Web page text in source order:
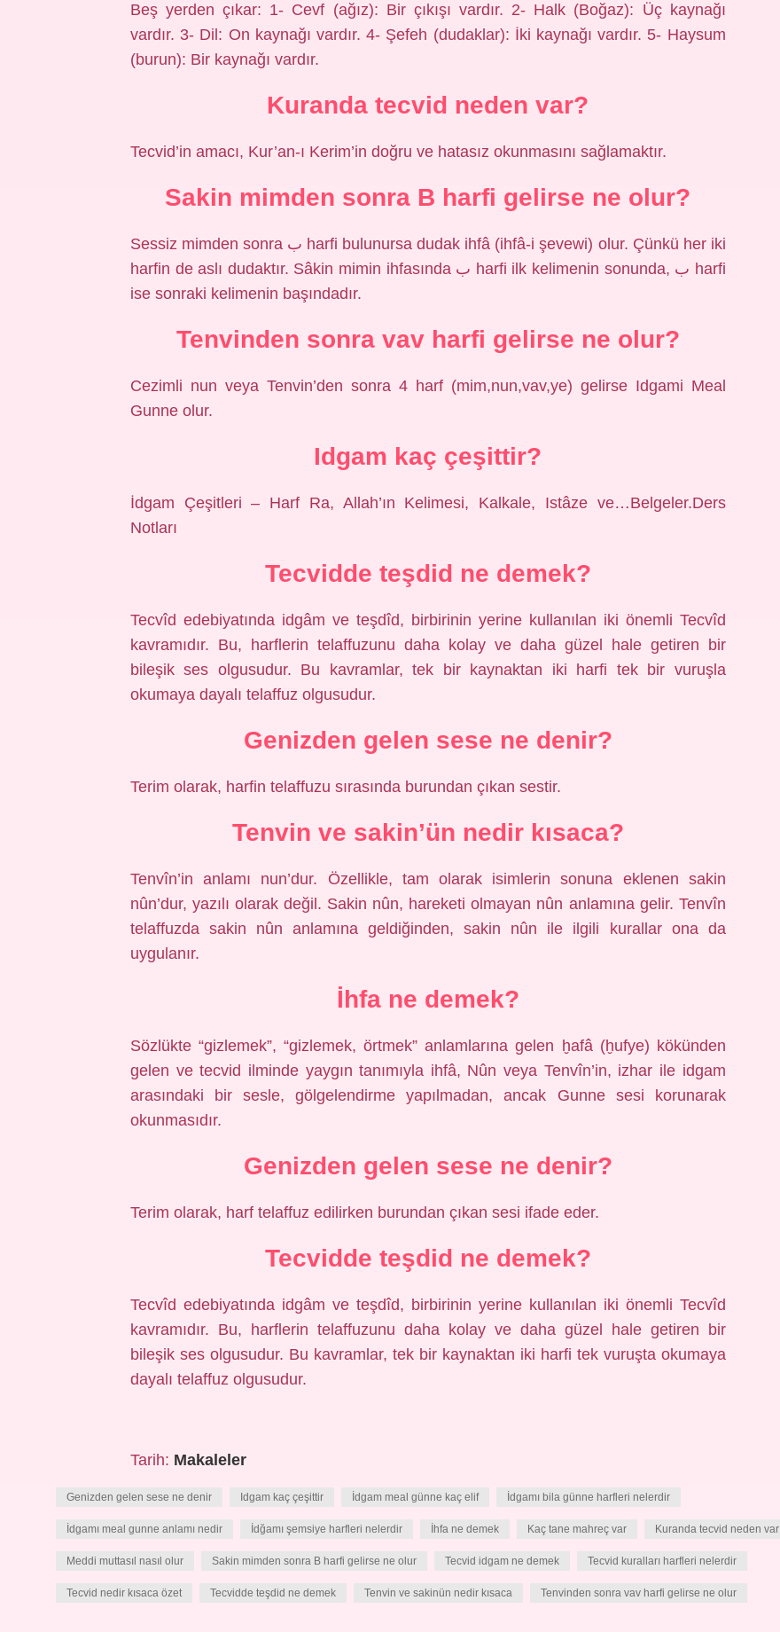
Beş yerden çıkar: 1- Cevf (ağız): Bir çıkışı vardır. 2- Halk (Boğaz): Üç kaynağı
vardır. 3- Dil: On kaynağı vardır. 4- Şefeh (dudaklar): İki kaynağı vardır. 5- Haysum
(burun): Bir kaynağı vardır.
Kuranda tecvid neden var?
Tecvid’in amacı, Kur’an-ı Kerim’in doğru ve hatasız okunmasını sağlamaktır.
Sakin mimden sonra B harfi gelirse ne olur?
Sessiz mimden sonra ﺏ harfi bulunursa dudak ihfâ (ihfâ-i şevewi) olur. Çünkü her iki
harfin de aslı dudaktır. Sâkin mimin ihfasında ﺏ harfi ilk kelimenin sonunda, ﺏ harfi
ise sonraki kelimenin başındadır.
Tenvinden sonra vav harfi gelirse ne olur?
Cezimli nun veya Tenvin’den sonra 4 harf (mim,nun,vav,ye) gelirse Idgami Meal
Gunne olur.
Idgam kaç çeşittir?
İdgam Çeşitleri – Harf Ra, Allah’ın Kelimesi, Kalkale, Istâze ve…Belgeler.Ders
Notları
Tecvidde teşdid ne demek?
Tecvîd edebiyatında idgâm ve teşdîd, birbirinin yerine kullanılan iki önemli Tecvîd
kavramıdır. Bu, harflerin telaffuzunu daha kolay ve daha güzel hale getiren bir
bileşik ses olgusudur. Bu kavramlar, tek bir kaynaktan iki harfi tek bir vuruşla
okumaya dayalı telaffuz olgusudur.
Genizden gelen sese ne denir?
Terim olarak, harfin telaffuzu sırasında burundan çıkan sestir.
Tenvin ve sakin’ün nedir kısaca?
Tenvîn’in anlamı nun’dur. Özellikle, tam olarak isimlerin sonuna eklenen sakin
nûn’dur, yazılı olarak değil. Sakin nûn, hareketi olmayan nûn anlamına gelir. Tenvîn
telaffuzda sakin nûn anlamına geldiğinden, sakin nûn ile ilgili kurallar ona da
uygulanır.
İhfa ne demek?
Sözlükte “gizlemek”, “gizlemek, örtmek” anlamlarına gelen ḫafâ (ḫufye) kökünden
gelen ve tecvid ilminde yaygın tanımıyla ihfâ, Nûn veya Tenvîn’in, izhar ile idgam
arasındaki bir sesle, gölgelendirme yapılmadan, ancak Gunne sesi korunarak
okunmasıdır.
Genizden gelen sese ne denir?
Terim olarak, harf telaffuz edilirken burundan çıkan sesi ifade eder.
Tecvidde teşdid ne demek?
Tecvîd edebiyatında idgâm ve teşdîd, birbirinin yerine kullanılan iki önemli Tecvîd
kavramıdır. Bu, harflerin telaffuzunu daha kolay ve daha güzel hale getiren bir
bileşik ses olgusudur. Bu kavramlar, tek bir kaynaktan iki harfi tek vuruşta okumaya
dayalı telaffuz olgusudur.
Tarih: Makaleler
Genizden gelen sese ne denir Idgam kaç çeşittir İdgam meal günne kaç elif İdgamı bila günne harfleri nelerdir
İdgamı meal gunne anlamı nedir İdğamı şemsiye harfleri nelerdir İhfa ne demek Kaç tane mahreç var Kuranda tecvid neden var
Meddi muttasıl nasıl olur Sakin mimden sonra B harfi gelirse ne olur Tecvid idgam ne demek Tecvid kuralları harfleri nelerdir
Tecvid nedir kısaca özet Tecvidde teşdid ne demek Tenvin ve sakinün nedir kısaca Tenvinden sonra vav harfi gelirse ne olur